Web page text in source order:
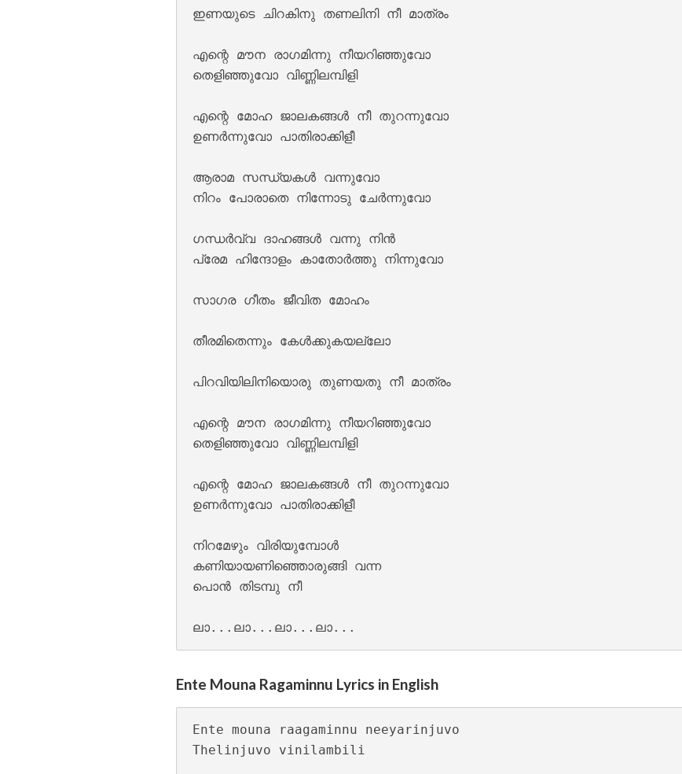
Kulirillam Vaazhum Lyrics – Jalolsavam [2004]
Keli Vipinam Vijanam Lyrics – Maanthrikam [1995]
Moham Kondu Njan Lyrics – Sesham Kazhchayil [1983]
ഇണയുടെ ചിറകിനു തണലിനി നീ മാത്രം
എന്റെ മൗന രാഗമിന്നു നീയറിഞ്ഞുവോ
തെളിഞ്ഞുവോ വിണ്ണിലമ്പിളി
എന്റെ മോഹ ജാലകങ്ങൾ നീ തുറന്നുവോ
ഉണർന്നുവോ പാതിരാക്കിളീ
ആരാമ സന്ധ്യകൾ വന്നുവോ
നിറം പോരാതെ നിന്നോടു ചേർന്നുവോ
ഗന്ധർവ്വ ദാഹങ്ങൾ വന്നു നിൻ
പ്രേമ ഹിന്ദോളം കാതോർത്തു നിന്നുവോ
സാഗര ഗീതം ജീവിത മോഹം
തീരമിതെന്നും കേൾക്കുകയല്ലോ
പിറവിയിലിനിയൊരു തുണയതു നീ മാത്രം
എന്റെ മൗന രാഗമിന്നു നീയറിഞ്ഞുവോ
തെളിഞ്ഞുവോ വിണ്ണിലമ്പിളി
എന്റെ മോഹ ജാലകങ്ങൾ നീ തുറന്നുവോ
ഉണർന്നുവോ പാതിരാക്കിളീ
നിറമേഴും വിരിയുമ്പോൾ
കണിയായണിഞ്ഞൊരുങ്ങി വന്ന
പൊൻ തിടമ്പു നീ
Ente Mouna Ragaminnu Lyrics in English
Ente mouna raagaminnu neeyarinjuvo
Thelinjuvo vinilambili